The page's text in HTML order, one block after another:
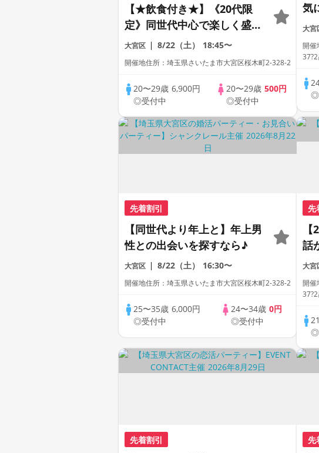
【★飲食付き★】《20代限
定》同世代中心で楽しく盛り
上がろう！
大宮区 8/22（土） 18:45〜
開催地住所：埼玉県さいたま市大宮区桜木町2-328-2
20〜29歳 6,900円
◎受付中
20〜29歳 500円
◎受付中
気
き
会
大宮
開催
◎
先着割引
【同世代より年上と】年上男
性との出会いを探すなら♪
大宮区 8/22（土） 16:30〜
開催地住所：埼玉県さいたま市大宮区桜木町2-328-2
25〜35歳 6,000円
◎受付中
24〜34歳 0円
◎受付中
先
話
空
完
大宮
開催
◎
先着割引 先